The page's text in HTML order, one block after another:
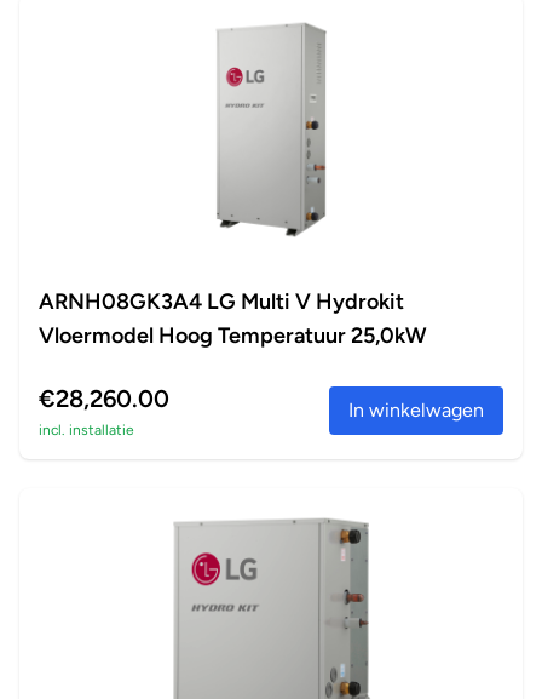
ARNH08GK3A4 LG Multi V Hydrokit
Vloermodel Hoog Temperatuur 25,0kW
€28,260.00
incl. installatie
In winkelwagen